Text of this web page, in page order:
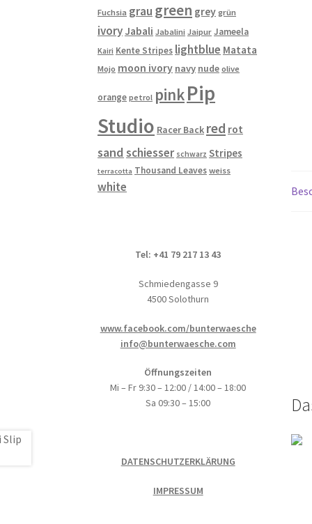
Fuchsia grau green grey grün
ivory Jabali Jabalini Jaipur Jameela
Kairi Kente Stripes lightblue Matata
Mojo moon ivory navy nude olive
orange petrol pinkPip
Studio Racer Back red rot
sand schiesser schwarz Stripes
terracotta Thousand Leaves weiss
white
Tel: +41 79 217 13 43
Schmiedengasse 9
4500 Solothurn
www.facebook.com/bunterwaesche
info@bunterwaesche.com
Öffnungszeiten
Mi – Fr 9:30 – 12:00 / 14:00 – 18:00
Sa 09:30 – 15:00
DATENSCHUTZERKLÄRUNG
IMPRESSUM